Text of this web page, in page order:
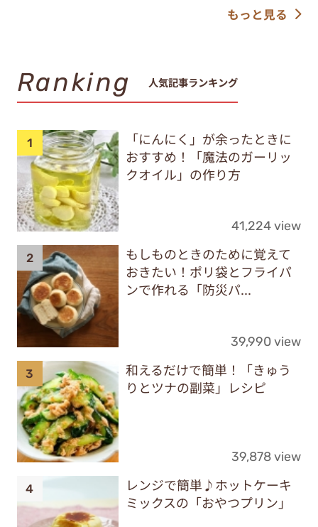
もっと見る
Ranking 人気記事ランキング
「にんにく」が余ったときに
おすすめ！「魔法のガーリッ
クオイル」の作り方
41,224 view
もしものときのために覚えて
おきたい！ポリ袋とフライパ
ンで作れる「防災パ...
39,990 view
和えるだけで簡単！「きゅう
りとツナの副菜」レシピ
39,878 view
レンジで簡単♪ホットケーキ
ミックスの「おやつプリン」